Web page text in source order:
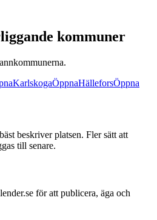
kommuner
KarlskogaÖppnaHälleforsÖppna
beskriver platsen. Fler sätt att
till senare.
för att publicera, äga och